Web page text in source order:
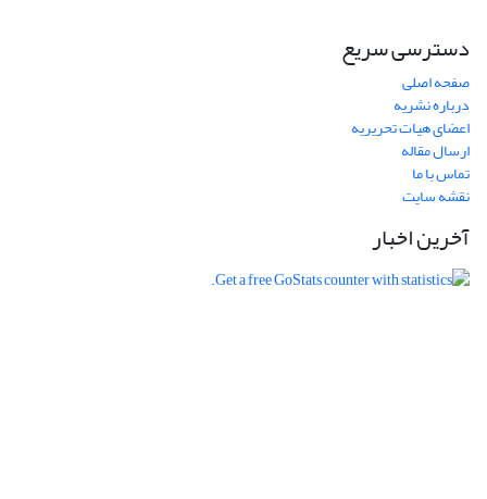
دسترسی سریع
صفحه اصلی
درباره نشریه
اعضای هیات تحریریه
ارسال مقاله
تماس با ما
نقشه سایت
آخرین اخبار